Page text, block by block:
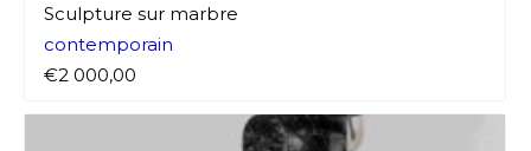
Sculpture sur marbre
contemporain
€2 000,00